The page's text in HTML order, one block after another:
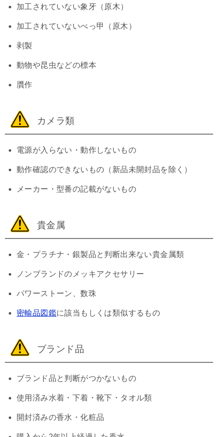
加工されていない象牙（原木）
加工されていないべっ甲（原木）
剥製
動物や昆虫などの標本
贋作
カメラ類
電源が入らない・動作しないもの
動作確認のできないもの（新品未開封品を除く）
メーカー・型番の記載がないもの
貴金属
金・プラチナ・銀製品と判断出来ない貴金属類
ノンブランドのメッキアクセサリー
パワーストーン、数珠
密輸品図鑑に該当もしくは類似するもの
ブランド品
ブランド品と判断がつかないもの
使用済み水着・下着・靴下・タオル類
開封済みの香水・化粧品